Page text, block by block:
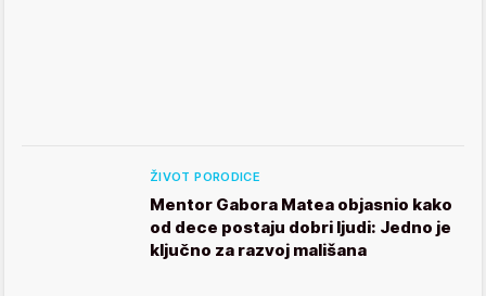
ŽIVOT PORODICE
Mentor Gabora Matea objasnio kako
od dece postaju dobri ljudi: Jedno je
ključno za razvoj mališana